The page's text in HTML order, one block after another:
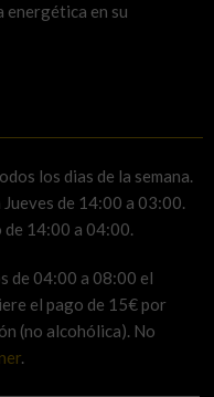
energética en su
los dias de la semana.
de 14:00 a 03:00.
de 14:00 a 04:00.
de 04:00 a 08:00 el
el pago de 15€ por
(no alcohólica). No
.